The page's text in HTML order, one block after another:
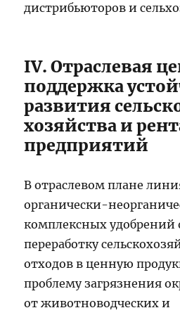
дистрибьюторов и
IV. Отраслевая
поддержка
развития
хозяйства и
предприятий
В отраслевом плане
органически-
комплексных удобрений
переработку
отходов в ценную
проблему загрязнения
от животноводческих и